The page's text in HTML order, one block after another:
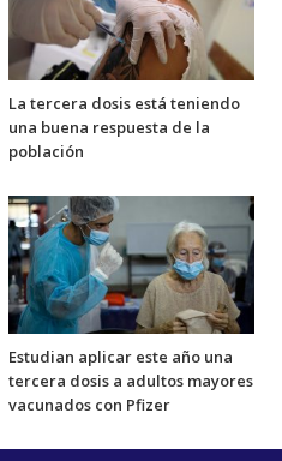
La tercera dosis está teniendo
una buena respuesta de la
población
Estudian aplicar este año una
tercera dosis a adultos mayores
vacunados con Pfizer